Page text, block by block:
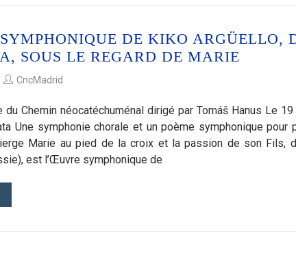
DE KIKO ARGÜELLO,
SOUS LE REGARD DE MARIE
CncMadrid
du Chemin néocatéchuménal dirigé par Tomáš Hanus Le
Une symphonie chorale et un poème symphonique
Marie au pied de la croix et la passion de son Fils,
est l’Œuvre symphonique de